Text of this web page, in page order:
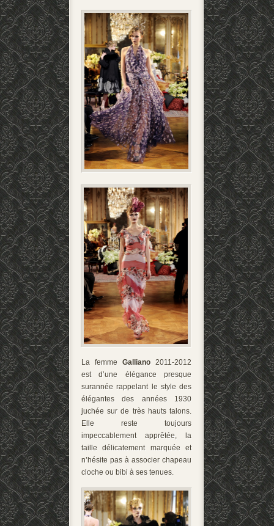
La femme Galliano 2011-2012
est d’une élégance presque
surannée rappelant le style des
élégantes des années 1930
juchée sur de très hauts talons.
Elle reste toujours
impeccablement apprêtée, la
taille délicatement marquée et
n’hésite pas à associer chapeau
cloche ou bibi à ses tenues.